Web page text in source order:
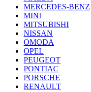
MERCEDES-BENZ
MINI
MITSUBISHI
NISSAN
OMODA
OPEL
PEUGEOT
PONTIAC
PORSCHE
RENAULT